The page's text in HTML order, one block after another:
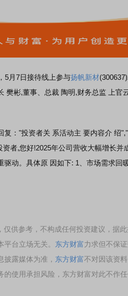
5月7日接待线上参与扬帆新材
樊彬,董事、总裁 陶明,财务总监 上官
： "投资者关 系活动主 要内容介 绍
者,您好!2025年公司营收大幅增长并
驱动。具体原 因如下: 1、市场需求回
供参考，不构成任何投资建议，据此
台立场无关。 东方财富力求但不保
露媒体为准， 东方财富不对因该资
使用承担风险，东方财富对此不作任
：从基础认知到特色品种 了解